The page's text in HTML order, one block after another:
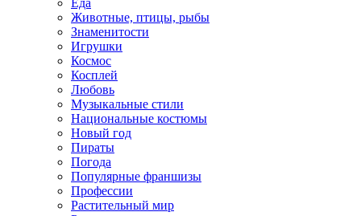
Еда
Животные, птицы, рыбы
Знаменитости
Игрушки
Космос
Косплей
Любовь
Музыкальные стили
Национальные костюмы
Новый год
Пираты
Погода
Популярные франшизы
Профессии
Растительный мир